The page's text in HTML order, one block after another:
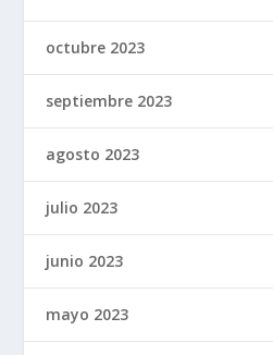
octubre 2023
septiembre 2023
agosto 2023
julio 2023
junio 2023
mayo 2023